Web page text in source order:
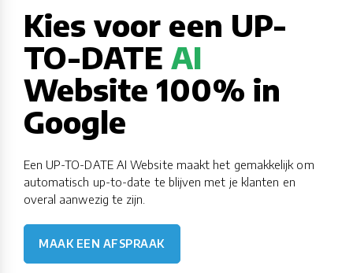
Kies voor een UP-
TO-DATE AI
Website 100% in
Google
Een UP-TO-DATE AI Website maakt het gemakkelijk om
automatisch up-to-date te blijven met je klanten en
overal aanwezig te zijn.
MAAK EEN AFSPRAAK